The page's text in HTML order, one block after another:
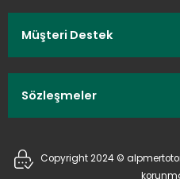
Müşteri Destek
Sözleşmeler
Copyright 2024 ©